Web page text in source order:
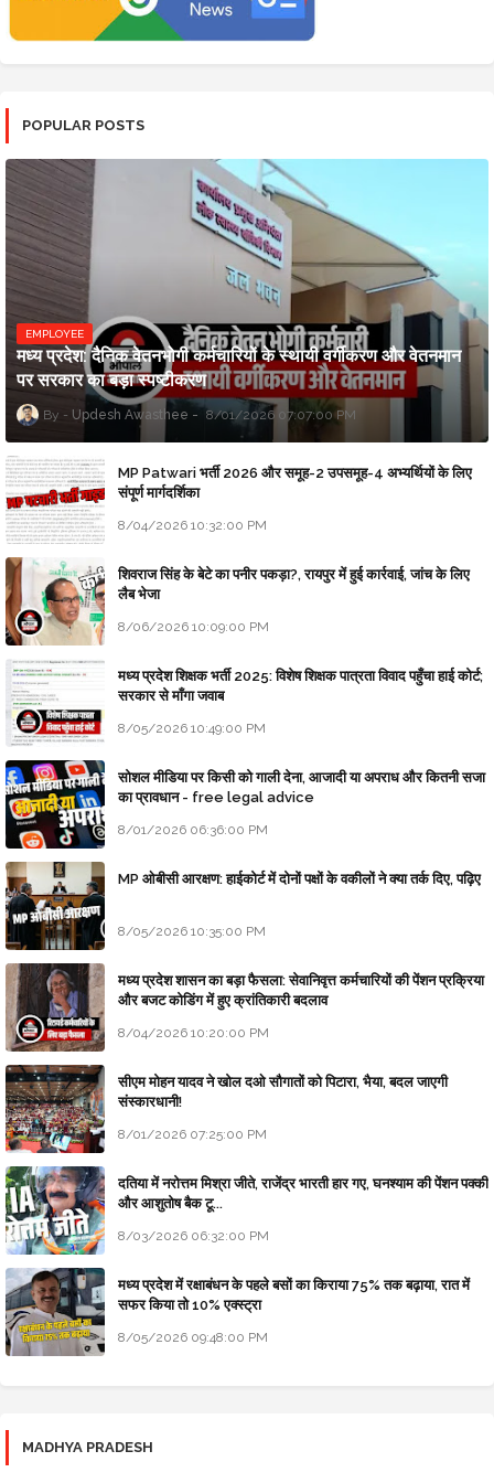
POPULAR POSTS
EMPLOYEE
मध्य प्रदेश: दैनिक वेतनभोगी कर्मचारियों के स्थायी वर्गीकरण और वेतनमान
पर सरकार का बड़ा स्पष्टीकरण
Updesh Awasthee 8/01/2026 07:07:00 PM
MP Patwari भर्ती 2026 और समूह-2 उपसमूह-4 अभ्यर्थियों के लिए
संपूर्ण मार्गदर्शिका
8/04/2026 10:32:00 PM
शिवराज सिंह के बेटे का पनीर पकड़ा?, रायपुर में हुई कार्रवाई, जांच के लिए
लैब भेजा
8/06/2026 10:09:00 PM
मध्य प्रदेश शिक्षक भर्ती 2025: विशेष शिक्षक पात्रता विवाद पहुँचा हाई कोर्ट;
सरकार से माँगा जवाब
8/05/2026 10:49:00 PM
सोशल मीडिया पर किसी को गाली देना, आजादी या अपराध और कितनी सजा
का प्रावधान - free legal advice
8/01/2026 06:36:00 PM
MP ओबीसी आरक्षण: हाईकोर्ट में दोनों पक्षों के वकीलों ने क्या तर्क दिए, पढ़िए
8/05/2026 10:35:00 PM
मध्य प्रदेश शासन का बड़ा फैसला: सेवानिवृत्त कर्मचारियों की पेंशन प्रक्रिया
और बजट कोडिंग में हुए क्रांतिकारी बदलाव
8/04/2026 10:20:00 PM
सीएम मोहन यादव ने खोल दओ सौगातों को पिटारा, भैया, बदल जाएगी
संस्कारधानी!
8/01/2026 07:25:00 PM
दतिया में नरोत्तम मिश्रा जीते, राजेंद्र भारती हार गए, घनश्याम की पेंशन पक्की
और आशुतोष बैक टू...
8/03/2026 06:32:00 PM
मध्य प्रदेश में रक्षाबंधन के पहले बसों का किराया 75% तक बढ़ाया, रात में
सफर किया तो 10% एक्स्ट्रा
8/05/2026 09:48:00 PM
MADHYA PRADESH